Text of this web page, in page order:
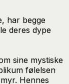
har begge
deres dype
sine mystiske
følelsen
Hennes